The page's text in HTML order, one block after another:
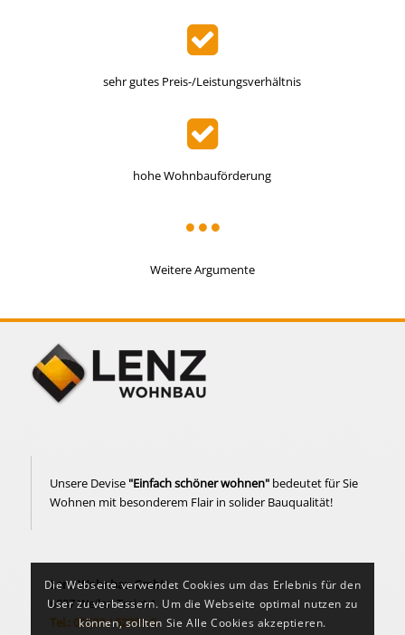
sehr gutes Preis-/Leistungsverhältnis
hohe Wohnbauförderung
Weitere Argumente
Unsere Devise "Einfach schöner wohnen"bedeutet für Sie
Wohnen mit besonderem Flair in solider Bauqualität!
Lenz Wohnbau GmbH
6837 Weiler, Treiet 1
Tel.: 05523 / 52391-0
Die Webseite verwendet Cookies um das Erlebnis für den
User zu verbessern. Um die Webseite optimal nutzen zu
können, sollten Sie Alle Cookies akzeptieren.